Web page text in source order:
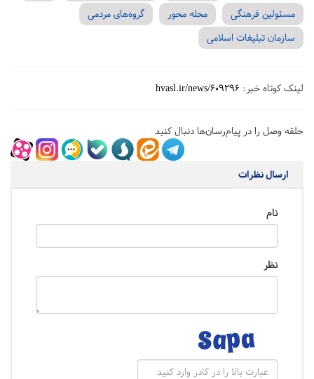
مسئولین فرهنگی
محله محور
گروه‌های مردمی
سازمان تبلیغات اسلامی
لینک کوتاه خبر: hvasl.ir/news/609296
حلقه وصل را در پیام‌رسان‌ها دنبال کنید
ارسال نظرات
نام
نظر